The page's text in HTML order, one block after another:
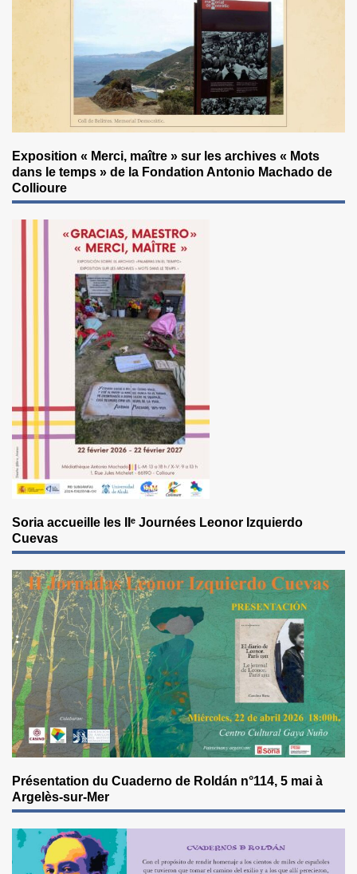
Exposition « Merci, maître » sur les archives « Mots
dans le temps » de la Fondation Antonio Machado de
Collioure
Soria accueille les IIᵉ Journées Leonor Izquierdo
Cuevas
Présentation du Cuaderno de Roldán n°114, 5 mai à
Argelès-sur-Mer